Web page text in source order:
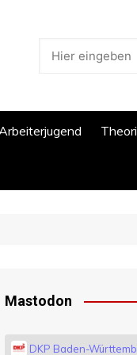
Mastodon
DKP Baden-